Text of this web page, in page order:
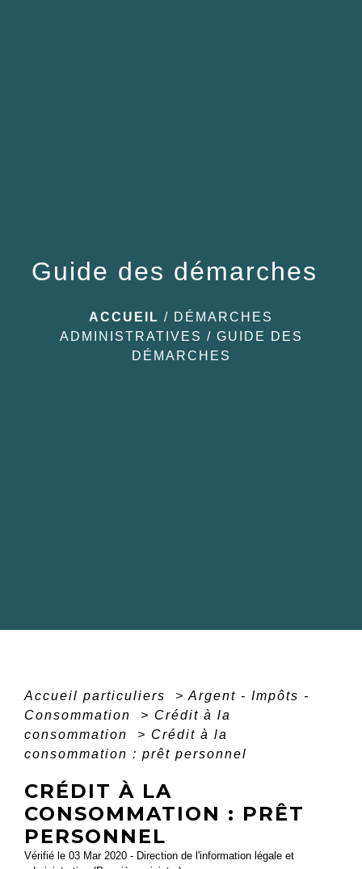
Guide des démarches
ACCUEIL / DÉMARCHES
ADMINISTRATIVES / GUIDE DES
DÉMARCHES
Accueil particuliers > Argent - Impôts -
Consommation
> Crédit à la
consommation
> Crédit à la
consommation : prêt personnel
CRÉDIT À LA
CONSOMMATION : PRÊT
PERSONNEL
Vérifié le 03 Mar 2020 - Direction de l'information légale et